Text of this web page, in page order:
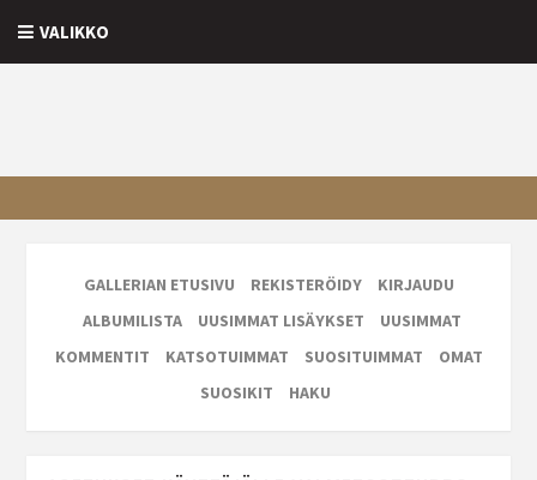
VALIKKO
GALLERIAN ETUSIVU REKISTERÖIDY
KIRJAUDU
ALBUMILISTA
UUSIMMAT LISÄYKSET
UUSIMMAT
KOMMENTIT
KATSOTUIMMAT SUOSITUIMMAT
OMAT
SUOSIKIT
HAKU